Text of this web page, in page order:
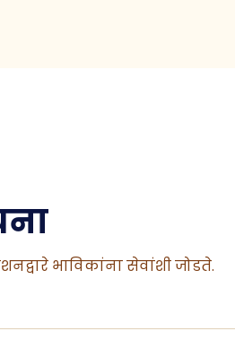
भाविकांना सेवांशी जोडते.